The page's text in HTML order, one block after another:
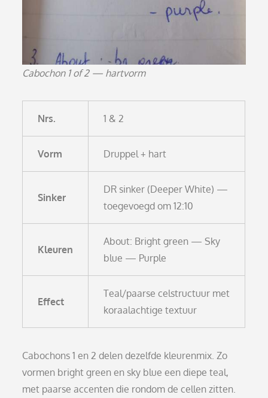
Cabochon 1 of 2 — hartvorm
Nrs. 1 & 2
Vorm Druppel + hart
Sinker
DR sinker (Deeper White) —
toegevoegd om 12:10
Kleuren
About: Bright green — Sky
blue — Purple
Effect
Teal/paarse celstructuur met
koraalachtige textuur
Cabochons 1 en 2 delen dezelfde kleurenmix. Zo
vormen bright green en sky blue een diepe teal,
met paarse accenten die rondom de cellen zitten.